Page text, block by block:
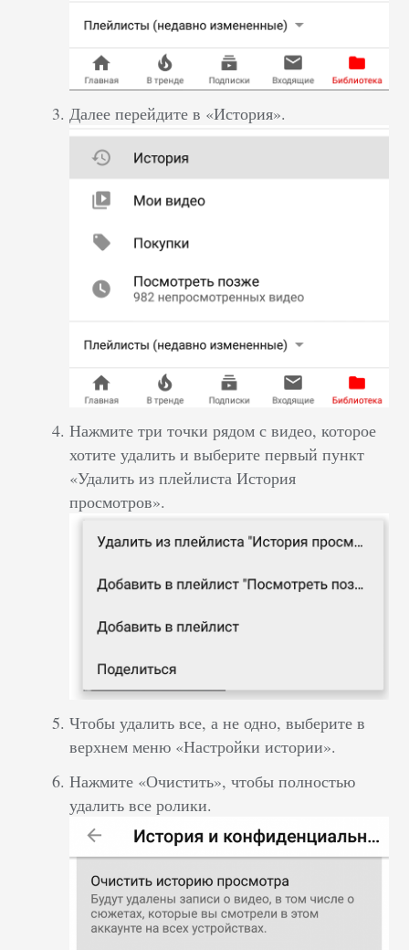
Далее перейдите в «История».
Нажмите три точки рядом с видео, которое
хотите удалить и выберите первый пункт
«Удалить из плейлиста История
просмотров».
Чтобы удалить все, а не одно, выберите в
верхнем меню «Настройки истории».
Нажмите «Очистить», чтобы полностью
удалить все ролики.